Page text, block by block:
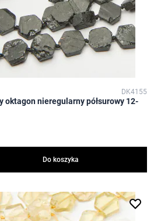
DK4155
oktagon nieregularny półsurowy 12-
Do koszyka